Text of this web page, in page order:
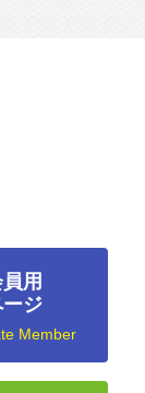
用
ジ
Member